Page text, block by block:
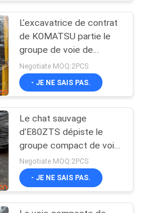
375
L'excavatrice de contrat
de KOMATSU partie le
groupe de voie de
PC88MR -8 avec la
protection de
polyuréthane
Negotiate MOQ:2PCS
- JE NE SAIS PAS.
Le chat sauvage
d'E80ZTS dépiste le
groupe compact de voie
d'excavatrice avec la
longévité élevée
Negotiate MOQ:2PCS
- JE NE SAIS PAS.